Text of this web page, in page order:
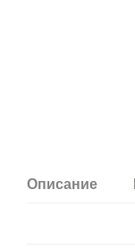
Описание